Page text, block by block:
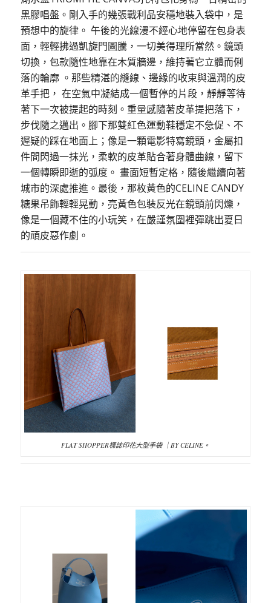
黑膠唱盤。剛入手的幾張戰利品安穩地裝入袋中，是
預想中的旋律。 午後的光線漫不經心地停留在包身表
面，輕輕拂過凱旋門圖騰，一切美得理所當然。鏡頭
切換，包款隨性地靠在木質牆邊，維持著它立體而俐
落的輪廓 。那些精湛的縫線、邊緣的收束與溫潤的皮
革手把， 在空氣中凝結成一個暫停的片段，靜靜等待
著下一次被提起的時刻。重量感隨著皮革提把落下，
步伐隨之邁出。腳下那雙紅色運動鞋穩定不急促、不
遲疑的踩在地面上；像是一顆電影特寫鏡頭，金屬扣
件間閃過一抹光，柔軟的皮革貼合著身體曲線，留下
一個轉瞬即逝的弧度。 畫面短暫定格，隨後繼續向著
城市的深處推進。最後，那枚黃色的CELINE CANDY
糖果吊飾輕輕晃動，亮黃色包裝反光在鏡頭前閃爍，
像是一個藏不住的小玩笑，在嚴謹氛圍裡彈跳出夏日
的頑皮惡作劇。
FLAT SHOPPER標誌印花大型手袋 ｜BY CELINE。